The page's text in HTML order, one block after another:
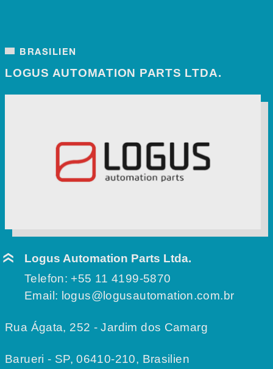
BRASILIEN
LOGUS AUTOMATION PARTS LTDA.
Logus Automation Parts Ltda.
Telefon: +55 11 4199-5870
Email: logus@logusautomation.com.br
Rua Ágata, 252 - Jardim dos Camarg
Barueri - SP, 06410-210, Brasilien